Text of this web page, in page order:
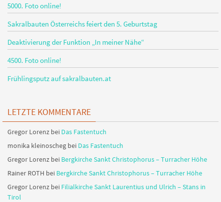
5000. Foto online!
Sakralbauten Österreichs feiert den 5. Geburtstag
Deaktivierung der Funktion „In meiner Nähe“
4500. Foto online!
Frühlingsputz auf sakralbauten.at
LETZTE KOMMENTARE
Gregor Lorenz bei Das Fastentuch
monika kleinoscheg bei Das Fastentuch
Gregor Lorenz bei Bergkirche Sankt Christophorus – Turracher Höhe
Rainer ROTH bei Bergkirche Sankt Christophorus – Turracher Höhe
Gregor Lorenz bei Filialkirche Sankt Laurentius und Ulrich – Stans in
Tirol